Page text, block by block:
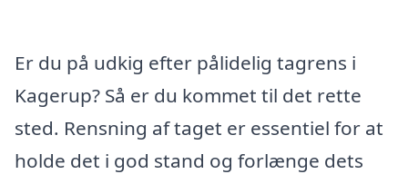
Er du på udkig efter pålidelig tagrens i
Kagerup? Så er du kommet til det rette
sted. Rensning af taget er essentiel for at
holde det i god stand og forlænge dets